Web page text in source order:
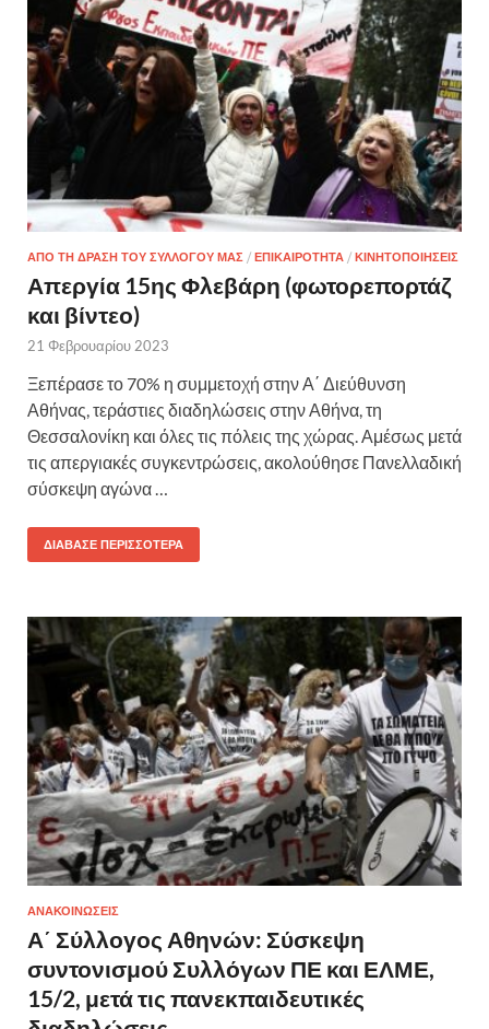
ΑΠΟ ΤΗ ΔΡΑΣΗ ΤΟΥ ΣΥΛΛΟΓΟΥ ΜΑΣ / ΕΠΙΚΑΙΡΟΤΗΤΑ / ΚΙΝΗΤΟΠΟΙΗΣΕΙΣ
Απεργία 15ης Φλεβάρη (φωτορεπορτάζ
και βίντεο)
21 Φεβρουαρίου 2023
Ξεπέρασε το 70% η συμμετοχή στην Α΄ Διεύθυνση
Αθήνας, τεράστιες διαδηλώσεις στην Αθήνα, τη
Θεσσαλονίκη και όλες τις πόλεις της χώρας. Αμέσως μετά
τις απεργιακές συγκεντρώσεις, ακολούθησε Πανελλαδική
σύσκεψη αγώνα …
ΔΙΆΒΑΣΕ ΠΕΡΙΣΣΌΤΕΡΑ
ΑΝΑΚΟΙΝΩΣΕΙΣ
Α΄ Σύλλογος Αθηνών: Σύσκεψη
συντονισμού Συλλόγων ΠΕ και ΕΛΜΕ,
15/2, μετά τις πανεκπαιδευτικές